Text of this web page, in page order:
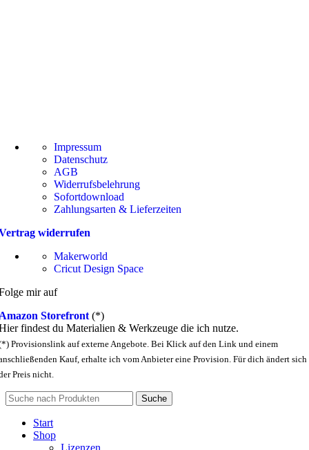
Impressum
Datenschutz
AGB
Widerrufsbelehrung
Sofortdownload
Zahlungsarten & Lieferzeiten
widerrufen
Makerworld
Cricut Design Space
mir auf
Storefront (*)
findest du Materialien & Werkzeuge die ich nutze.
Provisionslink auf externe Angebote. Bei Klick auf den Link und einem
Kauf, erhalte ich vom Anbieter eine Provision. Für dich ändert sich
Preis nicht.
Suche
Start
Shop